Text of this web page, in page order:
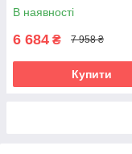
В наявності
6 684 ₴ 7 958 ₴
Купити